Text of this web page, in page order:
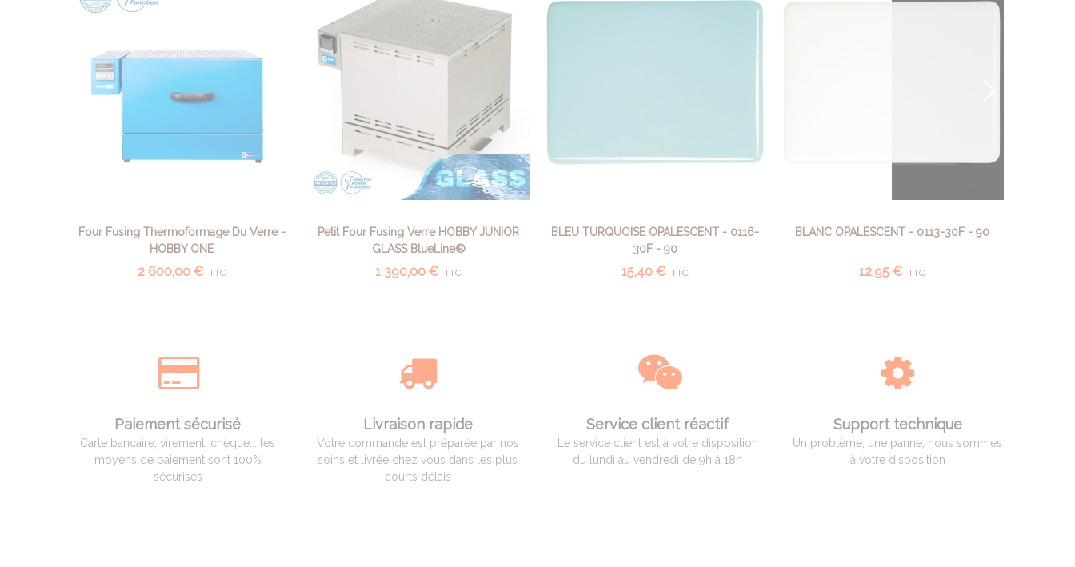
AJOUTER AU PANIER
Four Fusing Thermoformage Du Verre -
HOBBY ONE
2 600,00 € TTC
AFFICHER PLUS
Petit Four Fusing Verre HOBBY JUNIOR
GLASS BlueLine®
1 390,00 € TTC
AJOUTER AU PANIER
BLEU TURQUOISE OPALESCENT - 0116-
30F - 90
15,40 € TTC
AJOUTER AU PANIER
BLANC OPALESCENT - 0113-30F - 90
12,95 € TTC
Paiement sécurisé
Carte bancaire, virement, chèque... les
moyens de paiement sont 100%
sécurisés
Livraison rapide
Votre commande est préparée par nos
soins et livrée chez vous dans les plus
courts délais
Service client réactif
Le service client est à votre disposition
du lundi au vendredi de 9h à 18h
Support technique
Un problème, une panne, nous sommes
à votre disposition